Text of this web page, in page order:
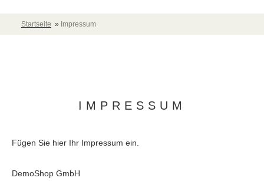
Startseite » Impressum
IMPRESSUM
Fügen Sie hier Ihr Impressum ein.
DemoShop GmbH